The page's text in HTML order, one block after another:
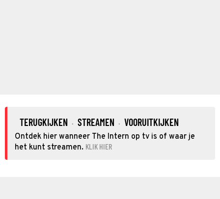
TERUGKIJKEN · STREAMEN · VOORUITKIJKEN
Ontdek hier wanneer The Intern op tv is of waar je
het kunt streamen. KLIK HIER